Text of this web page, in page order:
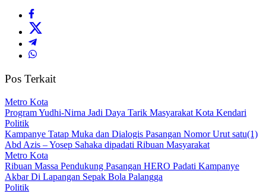
Pos Terkait
Metro Kota
Program Yudhi-Nirna Jadi Daya Tarik Masyarakat Kota Kendari
Politik
Kampanye Tatap Muka dan Dialogis Pasangan Nomor Urut satu(1)
Abd Azis – Yosep Sahaka dipadati Ribuan Masyarakat
Metro Kota
Ribuan Massa Pendukung Pasangan HERO Padati Kampanye
Akbar Di Lapangan Sepak Bola Palangga
Politik